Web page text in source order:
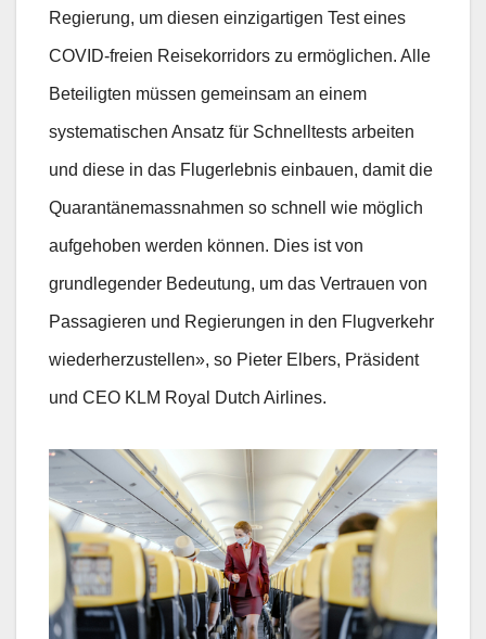
Regierung, um diesen einzigartigen Test eines
COVID-freien Reisekorridors zu ermöglichen. Alle
Beteiligten müssen gemeinsam an einem
systematischen Ansatz für Schnelltests arbeiten
und diese in das Flugerlebnis einbauen, damit die
Quarantänemassnahmen so schnell wie möglich
aufgehoben werden können. Dies ist von
grundlegender Bedeutung, um das Vertrauen von
Passagieren und Regierungen in den Flugverkehr
wiederherzustellen», so Pieter Elbers, Präsident
und CEO KLM Royal Dutch Airlines.